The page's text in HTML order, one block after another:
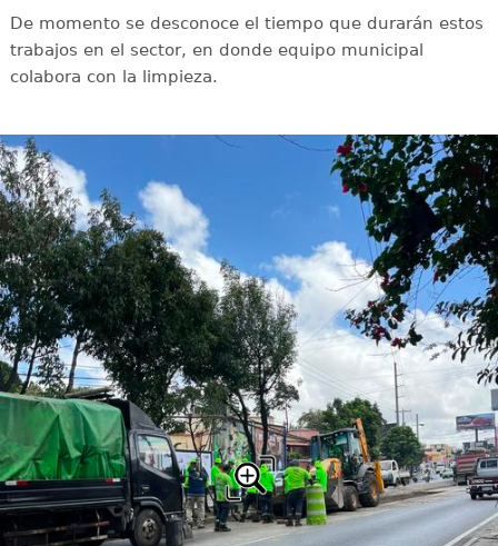
De momento se desconoce el tiempo que durarán estos
trabajos en el sector, en donde equipo municipal
colabora con la limpieza.